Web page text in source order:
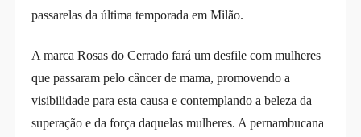
passarelas da última temporada em Milão.
A marca Rosas do Cerrado fará um desfile com mulheres
que passaram pelo câncer de mama, promovendo a
visibilidade para esta causa e contemplando a beleza da
superação e da força daquelas mulheres. A pernambucana